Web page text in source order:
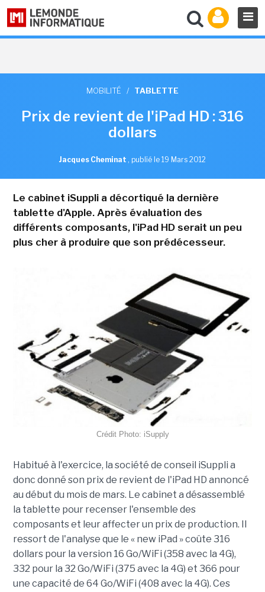
MOBILITÉ / TABLETTE
Prix de revient de l'iPad HD : 316
dollars
Jacques Cheminat , publié le 19 Mars 2012
Le cabinet iSuppli a décortiqué la dernière
tablette d'Apple. Après évaluation des
différents composants, l'iPad HD serait un peu
plus cher à produire que son prédécesseur.
Crédit Photo: iSupply
Habitué à l'exercice, la société de conseil iSuppli a
donc donné son prix de revient de l'iPad HD annoncé
au début du mois de mars. Le cabinet a désassemblé
la tablette pour recenser l'ensemble des
composants et leur affecter un prix de production. Il
ressort de l'analyse que le « new iPad » coûte 316
dollars pour la version 16 Go/WiFi (358 avec la 4G),
332 pour la 32 Go/WiFi (375 avec la 4G) et 366 pour
une capacité de 64 Go/WiFi (408 avec la 4G). Ces